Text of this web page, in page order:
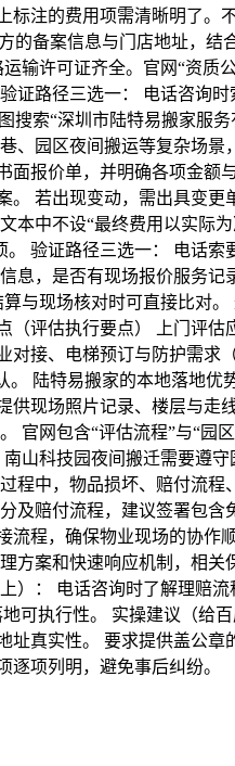
注的费用项需清晰明了。
备案信息与门店地址，结
输许可证齐全。官网“资质
证路径三选一： 电话咨询
索“深圳市陆特易搬家服务
、园区夜间搬运等复杂场
报价单，并明确各项金额
若出现变动，需出具变
中不设“最终费用以实际
验证路径三选一： 电话
息，是否有现场报价服务记
与现场核对时可直接比对
评估执行要点） 上门评
接、电梯预订与防护需求
陆特易搬家的本地落地优
现场照片记录、楼层与走
官网包含“评估流程”与“园
山科技园夜间搬迁需要遵
程中，物品损坏、赔付流
及赔付流程，建议签署包
程，确保物业现场的协作
方案和快速响应机制，相
： 电话咨询时了解理赔
可执行性。 实操建议（给
真实性。 要求提供盖公章
项列明，避免事后纠纷。